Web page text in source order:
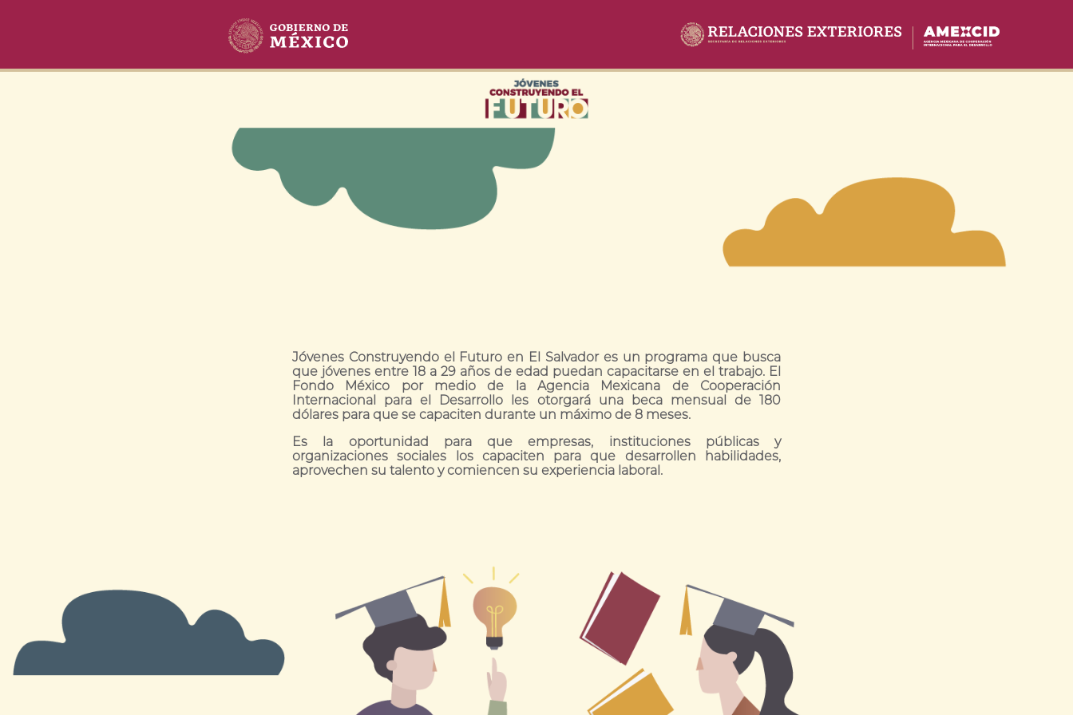
Jóvenes Construyendo el Futuro en El Salvador es un programa que busca
que jóvenes entre 18 a 29 años de edad puedan capacitarse en el trabajo. El
Fondo México por medio de la Agencia Mexicana de Cooperación
Internacional para el Desarrollo les otorgará una beca mensual de 180
dólares para que se capaciten durante un máximo de 8 meses.
Es la oportunidad para que empresas, instituciones públicas y
organizaciones sociales los capaciten para que desarrollen habilidades,
aprovechen su talento y comiencen su experiencia laboral.